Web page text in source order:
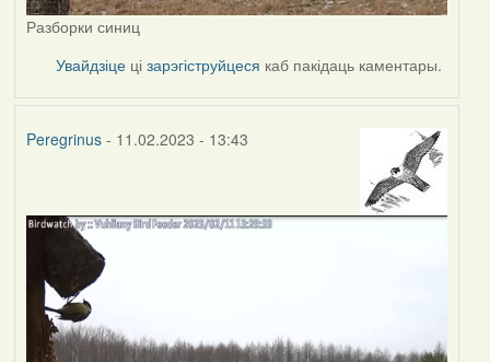
Разборки синиц
Увайдзіце цізарэгіструйцеся каб пакідаць каментары.
Peregrinus- 11.02.2023 - 13:43